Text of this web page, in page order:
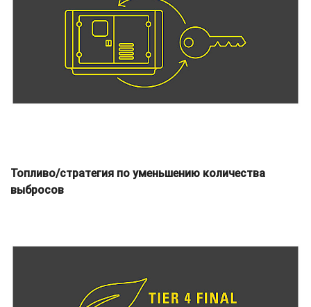
Топливо/стратегия по уменьшению количества
выбросов